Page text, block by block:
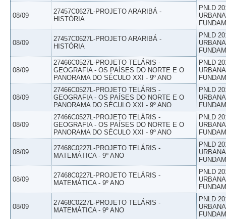
08/09
27457C0627L-PROJETO ARARIBÁ -
HISTÓRIA
PNLD
08/09
27457C0627L-PROJETO ARARIBÁ -
HISTÓRIA
PNLD
08/09
27466C0527L-PROJETO TELÁRIS -
GEOGRAFIA - OS PAÍSES DO NORTE E O
PANORAMA DO SÉCULO XXI - 9º ANO
PNLD
08/09
27466C0527L-PROJETO TELÁRIS -
GEOGRAFIA - OS PAÍSES DO NORTE E O
PANORAMA DO SÉCULO XXI - 9º ANO
PNLD
08/09
27466C0527L-PROJETO TELÁRIS -
GEOGRAFIA - OS PAÍSES DO NORTE E O
PANORAMA DO SÉCULO XXI - 9º ANO
PNLD
08/09
27468C0227L-PROJETO TELÁRIS -
MATEMÁTICA - 9º ANO
PNLD
08/09
27468C0227L-PROJETO TELÁRIS -
MATEMÁTICA - 9º ANO
PNLD
08/09
27468C0227L-PROJETO TELÁRIS -
MATEMÁTICA - 9º ANO
PNLD